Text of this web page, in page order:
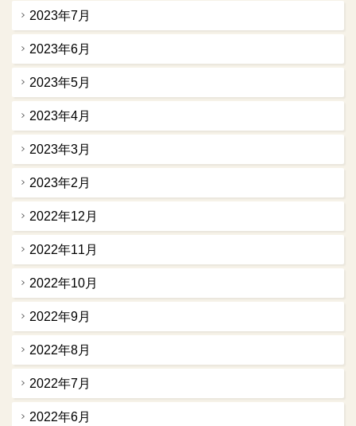
2023年7月
2023年6月
2023年5月
2023年4月
2023年3月
2023年2月
2022年12月
2022年11月
2022年10月
2022年9月
2022年8月
2022年7月
2022年6月